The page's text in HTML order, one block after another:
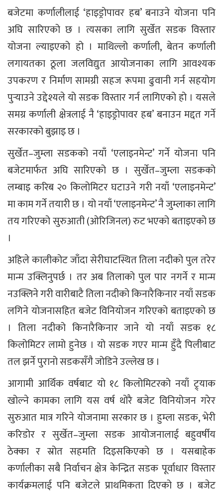
बजेटमा कर्णालीलाई ‘हाइड्रोपावर हब’ बनाउने योजना पनि
अघि सारिएको छ । त्यसका लागि सुर्खेत सडक विस्तार
योजना ल्याइएको हो । माथिल्लो कर्णाली, बेतन कर्णाली
लगायतका ठूला जलविद्युत आयोजनाका लागि आवश्यक
उपकरण र निर्माण सामग्री सहज रूपमा ढुवानी गर्न सहयोग
पुर्‍याउने उद्देश्यले यो सडक विस्तार गर्न लागिएको हो । यसले
समग्र कर्णाली क्षेत्रलाई नै ‘हाइड्रोपावर हब’ बनाउन मद्दत गर्ने
सरकारको बुझाइ छ ।
सुर्खेत–जुम्ला सडकको नयाँ ‘एलाइनमेन्ट’ गर्ने योजना पनि
बजेटमार्फत अघि सारिएको छ । सुर्खेत–जुम्ला सडकको
लम्बाइ करिब २० किलोमिटर घटाउने गरी नयाँ ‘एलाइनमेन्ट’
मा काम गर्ने तयारी छ । यो नयाँ ‘एलाइनमेन्ट’ नै जुम्लाका लागि
तय गरिएको सुरुआती (ओरिजिनल) रुट भएको बताइएको छ
।
अहिले कालीकोट जाँदा सेरीघाटस्थित तिला नदीको पुल तरेर
मान्म उक्लिनुपर्छ । तर अब तिलाको पुल पार नगर्ने र मान्म
नउक्लिने गरी वारीबाटै तिला नदीको किनारैकिनार नयाँ सडक
लगिने योजनासहित बजेट विनियोजन गरिएको बताइएको छ
। तिला नदीको किनारैकिनार जाने यो नयाँ सडक १८
किलोमिटर लामो हुनेछ । यो सडक गएर मान्म हुँदै पिलीबाट
तल झर्ने पुरानो सडकसँगै जोडिने उल्लेख छ ।
आगामी आर्थिक वर्षबाट यो १८ किलोमिटरको नयाँ ट्र्याक
खोल्ने कामका लागि यस वर्ष थोरै बजेट विनियोजन गरेर
सुरुआत मात्र गरिने योजनामा सरकार छ । हुम्ला सडक, भेरी
करिडोर र सुर्खेत–जुम्ला सडक आयोजनालाई बहुवर्षीय
ठेक्का र स्रोत सहमति दिइसकिएको छ । यसबाहेक
कर्णालीका सबै निर्वाचन क्षेत्र केन्द्रित सडक पूर्वाधार विस्तार
कार्यक्रमलाई पनि बजेटले प्राथमिकता दिएको छ । बजेट